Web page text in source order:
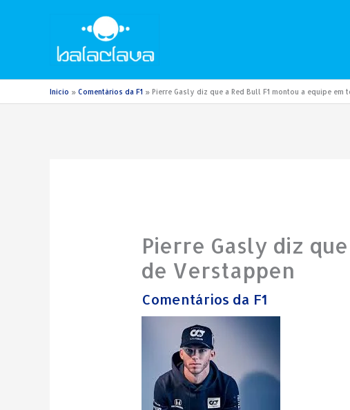
conteúdo
Início Comentários da F1 Pierre Gasly diz que a Red Bull F1 montou a equipe em
Pierre Gasly diz
de Verstappen
Comentários da F1